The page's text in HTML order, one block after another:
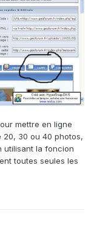
mettre en ligne
20, 30 ou 40 photos,
utilisant la foncion
toutes seules les